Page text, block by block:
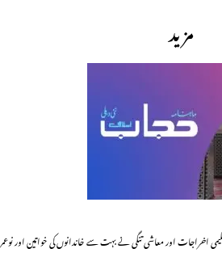
مزید
اخراجات اور معاشی تنگی نے بہت سے خاندانوں کی خواتین اور نوعمر